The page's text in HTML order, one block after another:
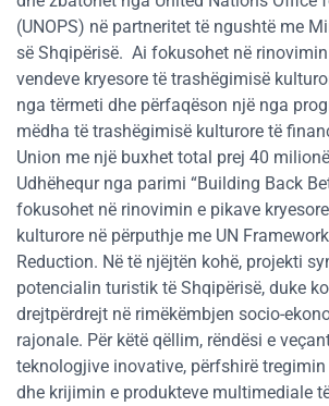
(UNOPS) në partneritet të ngushtë me
së Shqipërisë. Ai fokusohet në
vendeve kryesore të trashëgimisë
nga tërmeti dhe përfaqëson një nga
mëdha të trashëgimisë kulturore të
Union me një buxhet total prej 40
Udhëhequr nga parimi “Building Back
fokusohet në rinovimin e pikave
kulturore në përputhje me UN
Reduction. Në të njëjtën kohë, projekti
potencialin turistik të Shqipërisë, duke
drejtpërdrejt në rimëkëmbjen socio-
rajonale. Për këtë qëllim, rëndësi e
teknologjive inovative, përfshirë
dhe krijimin e produkteve multimediale